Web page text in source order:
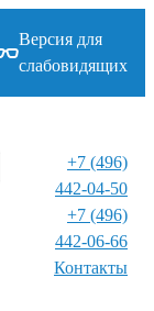
Версия для
слабовидящих
+7 (496)
442-04-50
+7 (496)
442-06-66
Контакты⁠